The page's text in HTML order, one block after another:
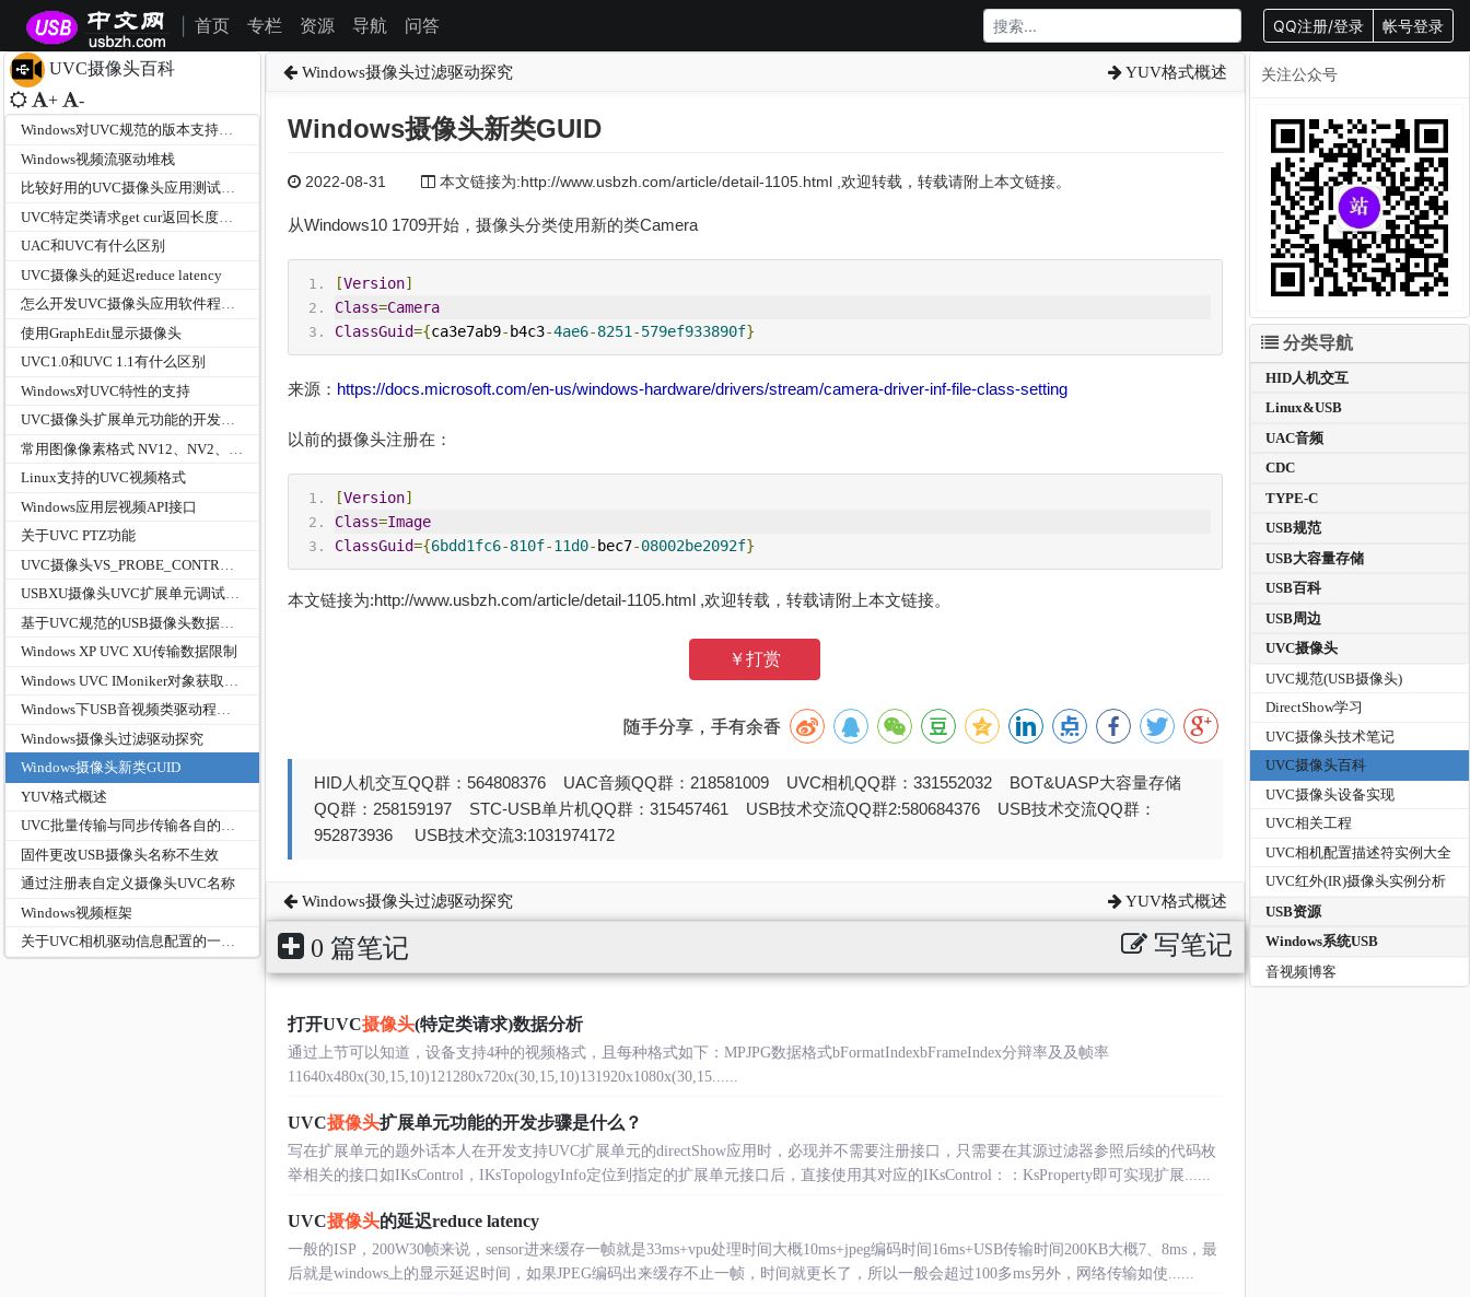
首页 专栏 资源 导航 问答 QQ注册/登录 帐号登录
UVC摄像头百科
+ -
Windows对UVC规范的版本支持情况？
Windows视频流驱动堆栈
比较好用的UVC摄像头应用测试工具有那些？
UAC和UVC有什么区别
UVC摄像头的延迟reduce latency
怎么开发UVC摄像头应用软件程序及使用请求接口API
使用GraphEdit显示摄像头
UVC1.0和UVC 1.1有什么区别
Windows对UVC特性的支持
UVC摄像头扩展单元功能的开发步骤是什么？
Linux支持的UVC视频格式
Windows应用层视频API接口
关于UVC PTZ功能
USBXU摄像头UVC扩展单元调试工具使用图解
Windows XP UVC XU传输数据限制
Windows下USB音视频类驱动程序堆栈架构
Windows摄像头过滤驱动探究
Windows摄像头新类GUID
YUV格式概述
UVC批量传输与同步传输各自的优缺点和适用领域
固件更改USB摄像头名称不生效
通过注册表自定义摄像头UVC名称
Windows视频框架
关于UVC相机驱动信息配置的一些总结
Windows摄像头过滤驱动探究 YUV格式概述
Windows摄像头新类GUID
2022-08-31 本文链接为:http://www.usbzh.com/article/detail-1105.html ,欢迎转载，转载请附上本文链接。
从Windows10 1709开始，摄像头分类使用新的类Camera
[Version]
Class=Camera
ClassGuid={ca3e7ab9- b4c3-4ae6-8251 -579ef933890f}
来源： https://docs.microsoft.com/en-us/windows-hardware/drivers/stream/camera-driver-inf-file-class-setting
以前的摄像头注册在：
[Version]
Class=Image
ClassGuid={6bdd1fc6-810f-11d0- bec7-08002be2092f}
本文链接为:http://www.usbzh.com/article/detail-1105.html ,欢迎转载，转载请附上本文链接。
￥打赏
随手分享，手有余香
HID人机交互QQ群：564808376 UAC音频QQ群：218581009 UVC相机QQ群：331552032 BOT&UASP大容量存储
QQ群：258159197 STC-USB单片机QQ群：315457461 USB技术交流QQ群2:580684376 USB技术交流QQ群：
952873936 USB技术交流3:1031974172
Windows摄像头过滤驱动探究 YUV格式概述
0 篇笔记 写笔记
打开UVC摄像头(特定类请求)数据分析
通过上节可以知道，设备支持4种的视频格式，且每种格式如下：MPJPG数据格式bFormatIndexbFrameIndex分辩率及及帧率
11640x480x(30,15,10)121280x720x(30,15,10)131920x1080x(30,15......
UVC摄像头扩展单元功能的开发步骤是什么？
写在扩展单元的题外话本人在开发支持UVC扩展单元的directShow应用时，必现并不需要注册接口，只需要在其源过滤器参照后续的代码枚
举相关的接口如IKsControl，IKsTopologyInfo定位到指定的扩展单元接口后，直接使用其对应的IKsControl：：KsProperty即可实现扩展......
UVC摄像头的延迟reduce latency
一般的ISP，200W30帧来说，sensor进来缓存一帧就是33ms+vpu处理时间大概10ms+jpeg编码时间16ms+USB传输时间200KB大概7、8ms，最
后就是windows上的显示延迟时间，如果JPEG编码出来缓存不止一帧，时间就更长了，所以一般会超过100多ms另外，网络传输如使......
关注公众号
分类导航
HID人机交互
Linux&USB
UAC音频
CDC
TYPE-C
USB规范
USB大容量存储
USB百科
USB周边
UVC摄像头
UVC规范(USB摄像头)
DirectShow学习
UVC摄像头技术笔记
UVC摄像头百科
UVC摄像头设备实现
UVC相关工程
UVC相机配置描述符实例大全
UVC红外(IR)摄像头实例分析
USB资源
Windows系统USB
音视频博客